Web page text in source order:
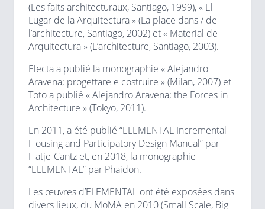
(Les faits architecturaux, Santiago, 1999), « El
Lugar de la Arquitectura » (La place dans / de
l’architecture, Santiago, 2002) et « Material de
Arquitectura » (L’architecture, Santiago, 2003).
Electa a publié la monographie « Alejandro
Aravena; progettare e costruire » (Milan, 2007) et
Toto a publié « Alejandro Aravena; the Forces in
Architecture » (Tokyo, 2011).
En 2011, a été publié “ELEMENTAL Incremental
Housing and Participatory Design Manual” par
Hatje-Cantz et, en 2018, la monographie
“ELEMENTAL” par Phaidon.
Les œuvres d’ELEMENTAL ont été exposées dans
divers lieux, du MoMA en 2010 (Small Scale, Big